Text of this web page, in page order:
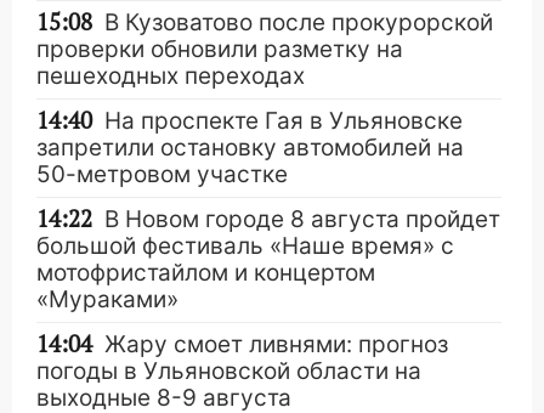
15:08 В Кузоватово после прокурорской
проверки обновили разметку на
пешеходных переходах
14:40 На проспекте Гая в Ульяновске
запретили остановку автомобилей на
50-метровом участке
14:22 В Новом городе 8 августа пройдет
большой фестиваль «Наше время» с
мотофристайлом и концертом
«Мураками»
14:04 Жару смоет ливнями: прогноз
погоды в Ульяновской области на
выходные 8-9 августа